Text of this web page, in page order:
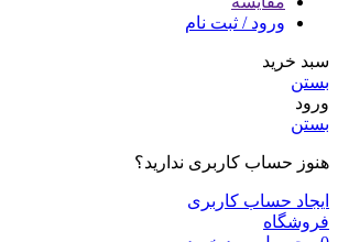
ورود / ثبت نام
سبد خرید
بستن
ورود
بستن
هنوز حساب کاربری ندارید؟
ایجاد حساب کاربری
فروشگاه